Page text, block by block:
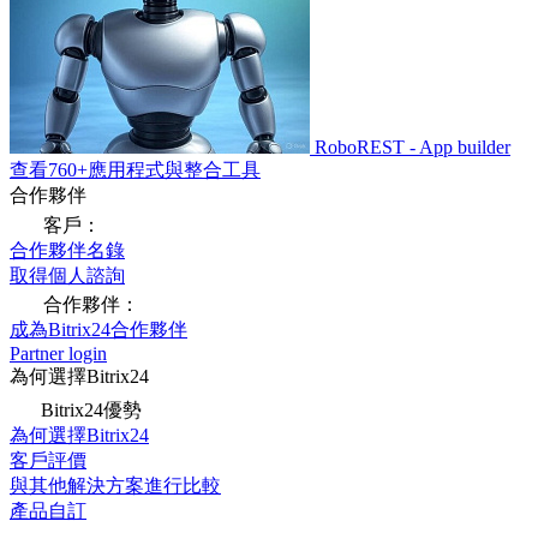
RoboREST - App builder
查看760+應用程式與整合工具
合作夥伴
客戶：
合作夥伴名錄
取得個人諮詢
合作夥伴：
成為Bitrix24合作夥伴
Partner login
為何選擇Bitrix24
Bitrix24優勢
為何選擇Bitrix24
客戶評價
與其他解決方案進行比較
產品自訂